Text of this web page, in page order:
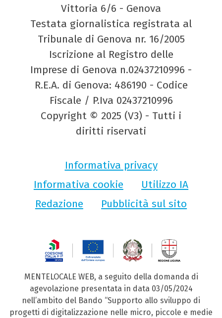
Vittoria 6/6 - Genova
Testata giornalistica registrata al
Tribunale di Genova nr. 16/2005
Iscrizione al Registro delle
Imprese di Genova n.02437210996 -
R.E.A. di Genova: 486190 - Codice
Fiscale / P.Iva 02437210996
Copyright © 2025 (V3) - Tutti i
diritti riservati
Informativa privacy
Informativa cookie
Utilizzo IA
Redazione
Pubblicità sul sito
MENTELOCALE WEB, a seguito della domanda di
agevolazione presentata in data 03/05/2024
nell’ambito del Bando “Supporto allo sviluppo di
progetti di digitalizzazione nelle micro, piccole e medie